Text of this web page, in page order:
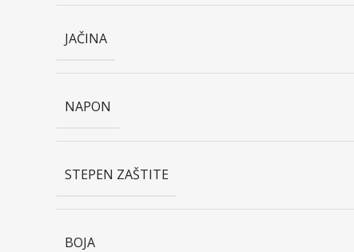
JAČINA
NAPON
STEPEN ZAŠTITE
BOJA